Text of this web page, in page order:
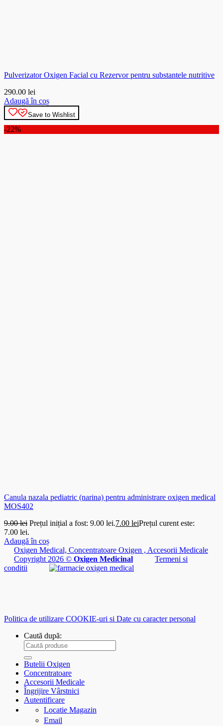
Pulverizator Oxigen Facial cu Rezervor pentru substantele nutritive
290.00 lei
Adaugă în coș
Save to Wishlist
-22%
Canula nazala pediatric (narina) pentru administrare oxigen medical
MOS402
9.00lei Prețul inițial a fost: 9.00 lei.7.00 leiPrețul curent este:
7.00 lei.
Adaugă în coș
Oxigen Medical, Concentratoare Oxigen , Accesorii Medicale
Copyright 2026 © Oxigen Medicinal
Termeni si
conditii
Politica de utilizare COOKIE-uri si Date cu caracter personal
Caută după:
Butelii Oxigen
Concentratoare
Accesorii Medicale
Îngrijire Vârstnici
Autentificare
Locatie Magazin
Email